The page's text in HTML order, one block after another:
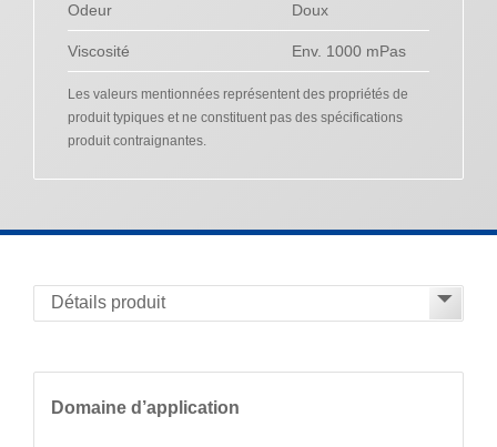
Odeur Doux
Viscosité Env. 1000 mPas
Les valeurs mentionnées représentent des propriétés de
produit typiques et ne constituent pas des spécifications
produit contraignantes.
Domaine d’application